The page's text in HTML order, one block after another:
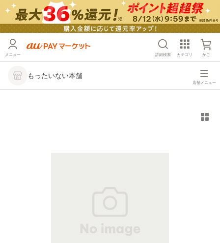
メニュー 詳細検索 カテゴリ かご
もったいない本舗
店舗メニュー